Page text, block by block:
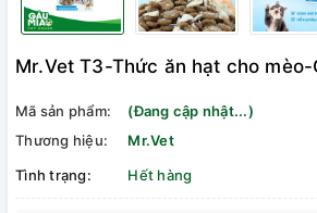
Mr.Vet T3-Thức ăn hạt cho
Mã sản phẩm:
(Đang cập nhật...)
Thương hiệu:
Mr.Vet
Tình trạng:
Hết hàng